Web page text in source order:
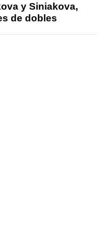
y Siniakova,
de dobles